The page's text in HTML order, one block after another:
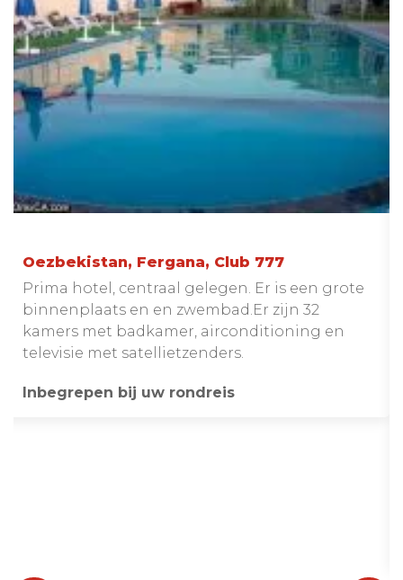
Oezbekistan, Fergana, Club 777
Prima hotel, centraal gelegen. Er is een grote
binnenplaats en en zwembad.Er zijn 32
kamers met badkamer, airconditioning en
televisie met satellietzenders.
Inbegrepen bij uw rondreis